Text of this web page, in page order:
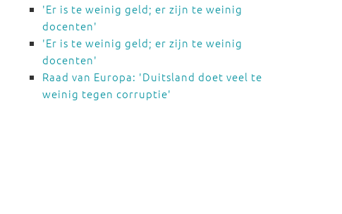
'Er is te weinig geld; er zijn te weinig
docenten'
'Er is te weinig geld; er zijn te weinig
docenten'
Raad van Europa: 'Duitsland doet veel te
weinig tegen corruptie'